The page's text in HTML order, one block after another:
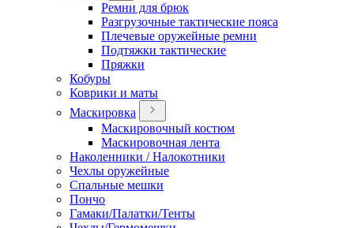
Ремни для брюк
Разгрузочные тактические пояса
Плечевые оружейные ремни
Подтяжки тактические
Пряжки
Кобуры
Коврики и маты
Маскировка
Маскировочный костюм
Маскировочная лента
Наколенники / Налокотники
Чехлы оружейные
Спальные мешки
Пончо
Гамаки/Палатки/Тенты